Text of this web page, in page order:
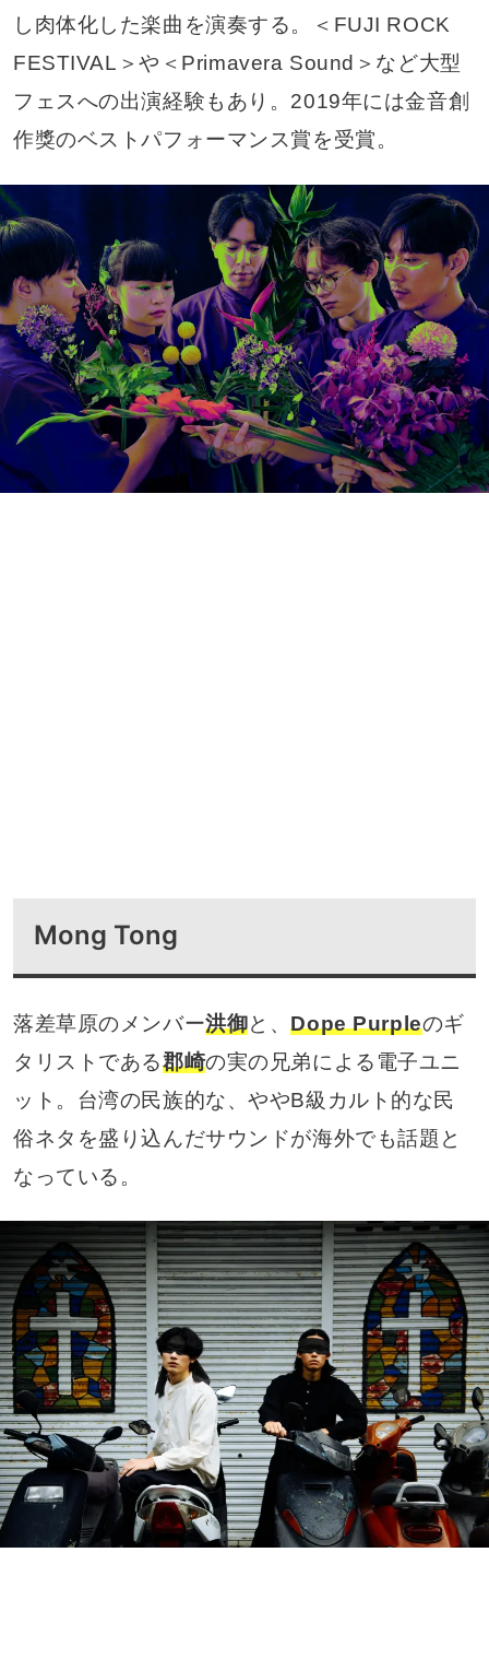
し肉体化した楽曲を演奏する。＜FUJI ROCK
FESTIVAL＞や＜Primavera Sound＞など大型
フェスへの出演経験もあり。2019年には金音創
作獎のベストパフォーマンス賞を受賞。
Mong Tong
落差草原のメンバー洪御と、Dope Purpleのギ
タリストである郡崎の実の兄弟による電子ユニ
ット。台湾の民族的な、ややB級カルト的な民
俗ネタを盛り込んだサウンドが海外でも話題と
なっている。